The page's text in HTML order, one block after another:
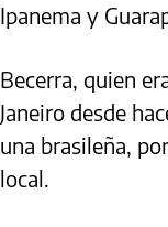
Ipanema y
Becerra, quien
Janeiro desde
una brasileña,
local.